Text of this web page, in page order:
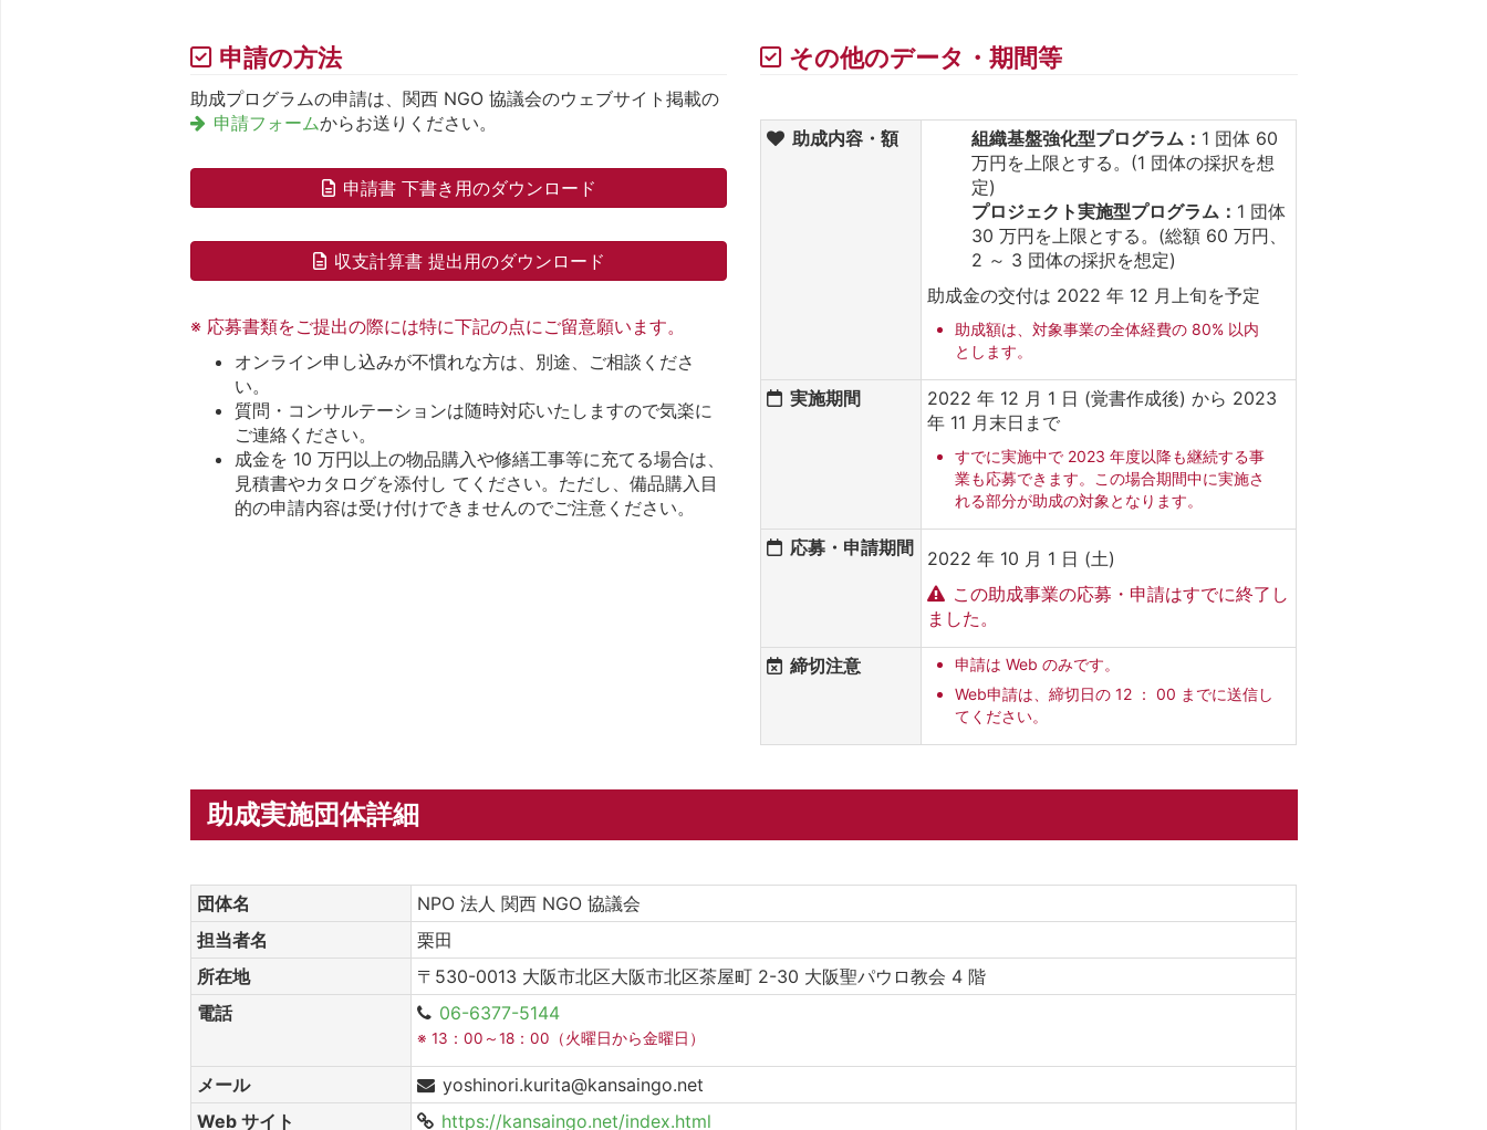
申請の方法
助成プログラムの申請は、関西 NGO 協議会のウェブサイト掲載の
申請フォームからお送りください。
申請書 下書き用のダウンロード
収支計算書 提出用のダウンロード
※ 応募書類をご提出の際には特に下記の点にご留意願います。
オンライン申し込みが不慣れな方は、別途、ご相談くださ
い。
質問・コンサルテーションは随時対応いたしますので気楽に
ご連絡ください。
成金を 10 万円以上の物品購入や修繕工事等に充てる場合は、
見積書やカタログを添付し てください。ただし、備品購入目
的の申請内容は受け付けできませんのでご注意ください。
その他のデータ・期間等
助成内容・額 組織基盤強化型プログラム： 1 団体 60
万円を上限とする。(1 団体の採択を想
定)
プロジェクト実施型プログラム： 1 団体
30 万円を上限とする。(総額 60 万円、
2 ～ 3 団体の採択を想定)
助成金の交付は 2022 年 12 月上旬を予定
助成額は、対象事業の全体経費の 80% 以内
とします。
実施期間
2022 年 12 月 1 日 (覚書作成後) から 2023
年 11 月末日まで
すでに実施中で 2023 年度以降も継続する事
業も応募できます。この場合期間中に実施さ
れる部分が助成の対象となります。
応募・申請期間
2022 年 10 月 1 日 (土)
この助成事業の応募・申請はすでに終了し
ました。
締切注意
申請は Web のみです。
Web申請は、締切日の 12 ： 00 までに送信し
てください。
助成実施団体詳細
団体名
NPO 法人 関西 NGO 協議会
担当者名
栗田
所在地
〒530-0013 大阪市北区大阪市北区茶屋町 2-30 大阪聖パウロ教会 4 階
電話
06-6377-5144
※ 13：00～18：00（火曜日から金曜日）
メール
yoshinori.kurita@kansaingo.net
Web サイト
https://kansaingo.net/index.html